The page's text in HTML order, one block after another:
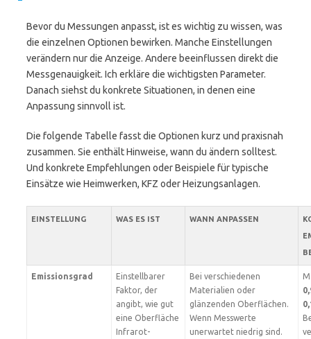
Bevor du Messungen anpasst, ist es wichtig zu wissen, was
die einzelnen Optionen bewirken. Manche Einstellungen
verändern nur die Anzeige. Andere beeinflussen direkt die
Messgenauigkeit. Ich erkläre die wichtigsten Parameter.
Danach siehst du konkrete Situationen, in denen eine
Anpassung sinnvoll ist.
Die folgende Tabelle fasst die Optionen kurz und praxisnah
zusammen. Sie enthält Hinweise, wann du ändern solltest.
Und konkrete Empfehlungen oder Beispiele für typische
Einsätze wie Heimwerken, KFZ oder Heizungsanlagen.
EINSTELLUNG WAS ES IST WANN ANPASSEN
Emissionsgrad
Einstellbarer
Faktor, der
angibt, wie gut
eine Oberfläche
Infrarot-
Bei verschiedenen
Materialien oder
glänzenden Oberflächen.
Wenn Messwerte
unerwartet niedrig sind.